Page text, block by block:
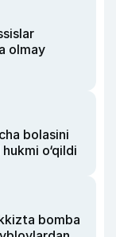
olmay
bolasini
o‘qildi
bomba